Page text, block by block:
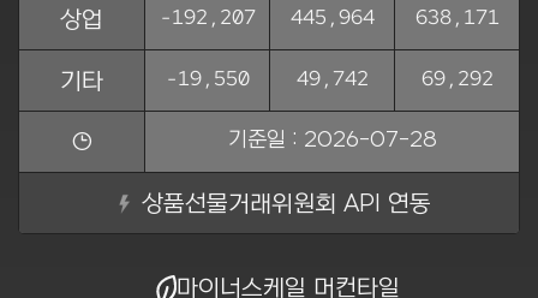
상업 -192,207 445,964 638,171
기타 -19,550 49,742 69,292
ẏ 기준일 : 2026-07-28
상품선물거래위원회 API 연동
마이너스케일 머컨타일